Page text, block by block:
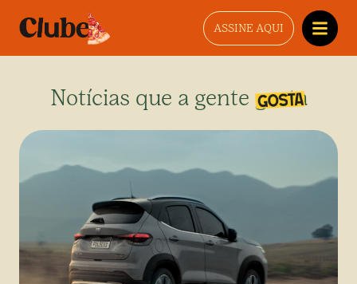
ASSINE AQUI
Notícias que a gente gosta